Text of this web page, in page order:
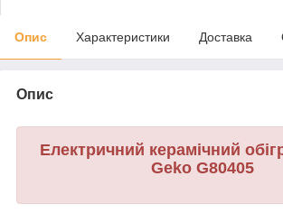
Опис Характеристики Доставка
Опис
Електричний керамічний
Geko G80405